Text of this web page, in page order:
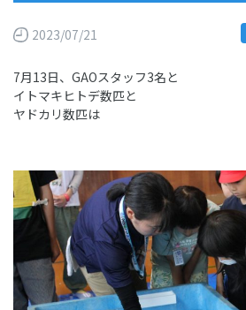
2023/07/21
7月13日、GAOスタッフ3名と
イトマキヒトデ数匹と
ヤドカリ数匹は